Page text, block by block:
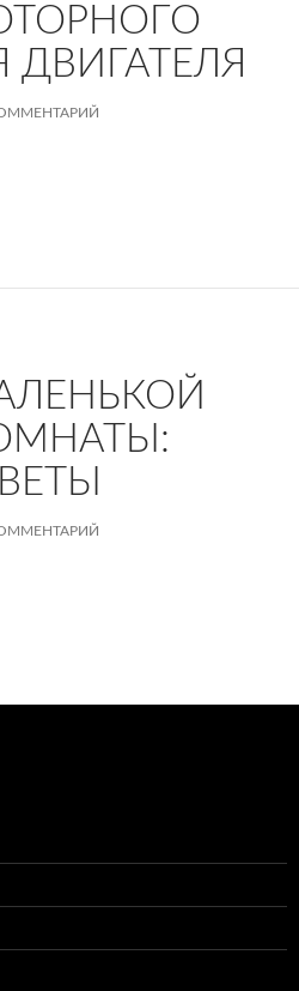
выбора моторного масла
ванной комнаты: идеи и